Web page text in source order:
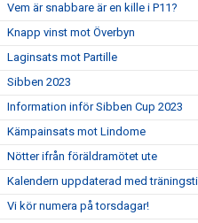
Vem är snabbare är en kille i P11?
Knapp vinst mot Överbyn
Laginsats mot Partille
Sibben 2023
Information inför Sibben Cup 2023
Kämpainsats mot Lindome
Nötter ifrån föräldramötet ute
Kalendern uppdaterad med
Vi kör numera på torsdagar!